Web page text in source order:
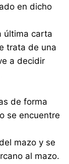
en dicho
última carta
trata de una
a decidir
de forma
se encuentre
mazo y se
al mazo.